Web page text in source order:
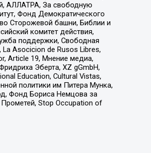
АЛЛАТРА, За свободную
Фонд Демократического
Сторожевой башни, Библии и
комитет действия,
поддержки, Свободная
Asocicion de Rusos Libres,
Article 19, Мнение медиа,
Эберта, XZ gGmbH,
Education, Cultural Vistas,
политики им Питера Мунка,
Фонд Бориса Немцова за
Stop Occupation of